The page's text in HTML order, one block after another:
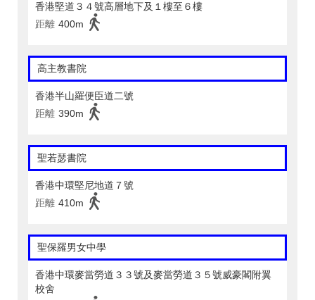
香港堅道３４號高層地下及１樓至６樓
距離 400m
高主教書院
香港半山羅便臣道二號
距離 390m
聖若瑟書院
香港中環堅尼地道７號
距離 410m
聖保羅男女中學
香港中環麥當勞道３３號及麥當勞道３５號威豪閣附翼
校舍